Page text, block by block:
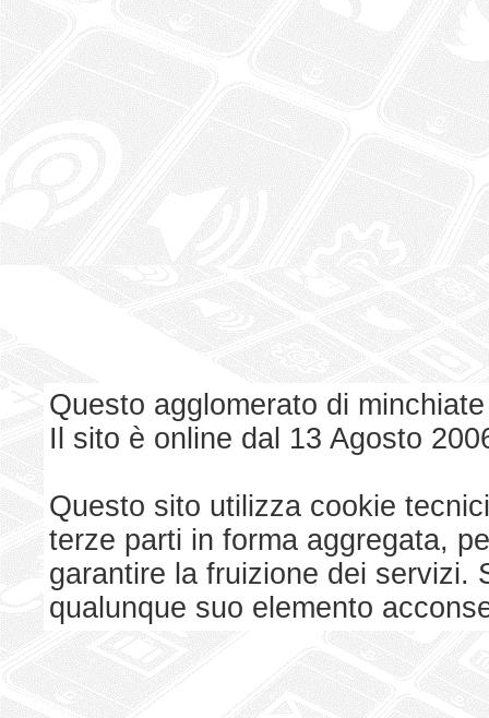
Questo agglomerato di
Il sito è online dal 13 Agosto
Questo sito utilizza cookie
terze parti in forma aggregata,
garantire la fruizione dei servizi.
qualunque suo elemento